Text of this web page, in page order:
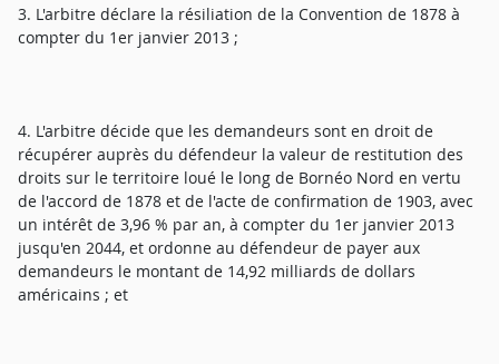
3. L'arbitre déclare la résiliation de la Convention de 1878 à
compter du 1er janvier 2013 ;
4. L'arbitre décide que les demandeurs sont en droit de
récupérer auprès du défendeur la valeur de restitution des
droits sur le territoire loué le long de Bornéo Nord en vertu
de l'accord de 1878 et de l'acte de confirmation de 1903, avec
un intérêt de 3,96 % par an, à compter du 1er janvier 2013
jusqu'en 2044, et ordonne au défendeur de payer aux
demandeurs le montant de 14,92 milliards de dollars
américains ; et